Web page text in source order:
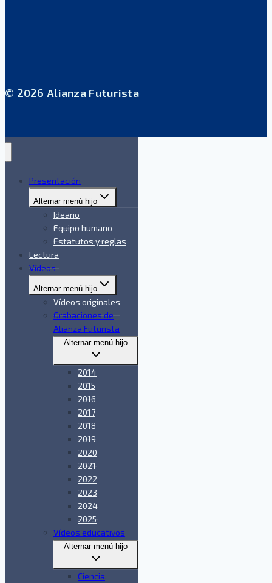
© 2026 Alianza Futurista
Presentación
Alternar menú hijo
Ideario
Equipo humano
Estatutos y reglas
Lectura
Vídeos
Alternar menú hijo
Vídeos originales
Grabaciones de
Alianza Futurista
Alternar menú hijo
2014
2015
2016
2017
2018
2019
2020
2021
2022
2023
2024
2025
Vídeos educativos
Alternar menú hijo
Ciencia,